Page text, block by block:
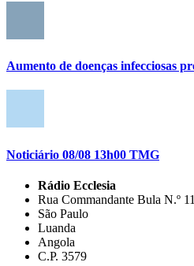
Aumento de doenças infecciosas
Noticiário 08/08 13h00 TMG
Rádio Ecclesia
Rua Commandante Bula N.º
São Paulo
Luanda
Angola
C.P. 3579